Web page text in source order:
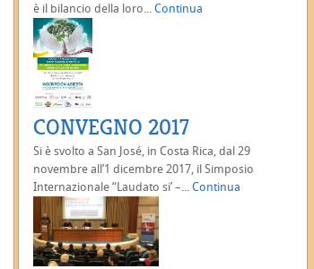
è il bilancio della loro... Continua
CONVEGNO 2017
Si è svolto a San José, in Costa Rica, dal 29
novembre all’1 dicembre 2017, il Simposio
Internazionale “Laudato si’ –... Continua